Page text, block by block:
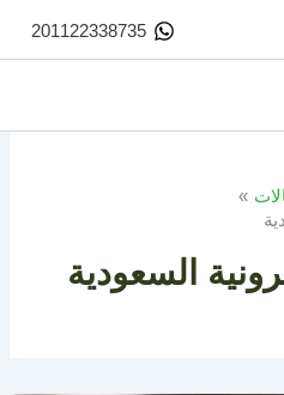
201122338735
السعودية